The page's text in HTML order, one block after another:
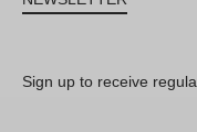
Sign up to receive